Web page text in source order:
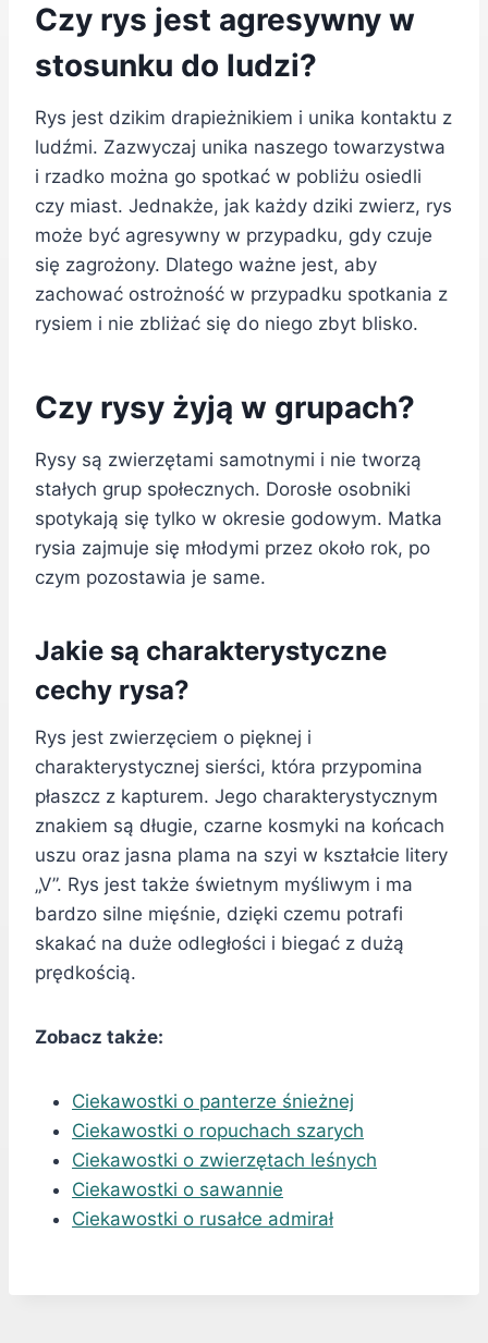
Czy rys jest agresywny w
stosunku do ludzi?
Rys jest dzikim drapieżnikiem i unika kontaktu z
ludźmi. Zazwyczaj unika naszego towarzystwa
i rzadko można go spotkać w pobliżu osiedli
czy miast. Jednakże, jak każdy dziki zwierz, rys
może być agresywny w przypadku, gdy czuje
się zagrożony. Dlatego ważne jest, aby
zachować ostrożność w przypadku spotkania z
rysiem i nie zbliżać się do niego zbyt blisko.
Czy rysy żyją w grupach?
Rysy są zwierzętami samotnymi i nie tworzą
stałych grup społecznych. Dorosłe osobniki
spotykają się tylko w okresie godowym. Matka
rysia zajmuje się młodymi przez około rok, po
czym pozostawia je same.
Jakie są charakterystyczne
cechy rysa?
Rys jest zwierzęciem o pięknej i
charakterystycznej sierści, która przypomina
płaszcz z kapturem. Jego charakterystycznym
znakiem są długie, czarne kosmyki na końcach
uszu oraz jasna plama na szyi w kształcie litery
„V”. Rys jest także świetnym myśliwym i ma
bardzo silne mięśnie, dzięki czemu potrafi
skakać na duże odległości i biegać z dużą
prędkością.
Zobacz także:
Ciekawostki o panterze śnieżnej
Ciekawostki o ropuchach szarych
Ciekawostki o zwierzętach leśnych
Ciekawostki o sawannie
Ciekawostki o rusałce admirał